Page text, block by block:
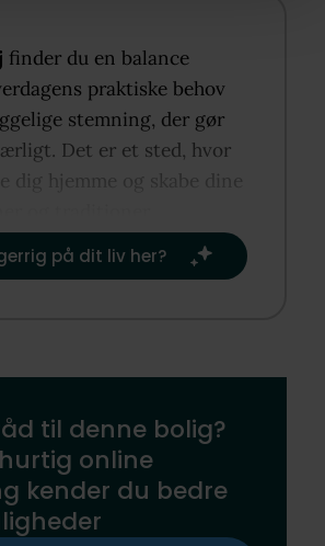
finder du en balance
praktiske behov
stemning, der gør
Det er et sted, hvor
dig hjemme og skabe dine
på dit liv her?​
til denne bolig?
online
kender du bedre